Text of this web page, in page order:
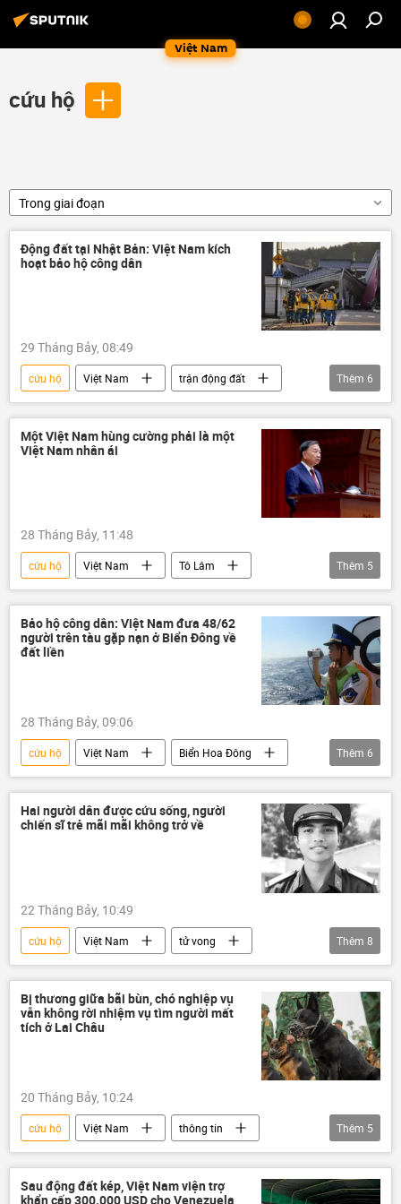
Việt Nam
cứu hộ
Trong giai đoạn
Động đất tại Nhật Bản: Việt Nam kích
hoạt bảo hộ công dân
29 Tháng Bảy, 08:49
cứu hộ Việt Nam
trận động đất
dự đoán động đất
Nhật Bản
Bộ Ngoại giao Việt Nam
khẩn cấp
cứu nạn
Thêm 6
Một Việt Nam hùng cường phải là một
Việt Nam nhân ái
28 Tháng Bảy, 11:48
cứu hộ Việt Nam
Tô Lâm
Tổng bí thư
Hội Chữ thập đỏ
cứu nạn
Xã hội Chính trị
Thêm 5
Bảo hộ công dân: Việt Nam đưa 48/62
người trên tàu gặp nạn ở Biển Đông về
đất liền
28 Tháng Bảy, 09:06
cứu hộ Việt Nam
Biển Hoa Đông
Trung Quốc
Bộ Ngoại giao Trung Quốc
Bộ Ngoại giao Việt Nam
tai nạn
cứu nạn
cứu mạng
Thêm 6
Hai người dân được cứu sống, người
chiến sĩ trẻ mãi mãi không trở về
22 Tháng Bảy, 10:49
cứu hộ Việt Nam
tử vong
cứu nạn
cứu mạng
cứu người
Chiến sĩ
quân đội
Quân đội Nhân dân Việt Nam
Thêm 8
Bị thương giữa bãi bùn, chó nghiệp vụ
vẫn không rời nhiệm vụ tìm người mất
tích ở Lai Châu
20 Tháng Bảy, 10:24
cứu hộ Việt Nam
thông tin
chú chó
Bộ Quốc phòng Việt Nam
Mưa bão, lũ lụt lịch sử, thiên tai kinh hoàng ở Việt Nam
Thêm 5
Sau động đất kép, Việt Nam viện trợ
khẩn cấp 300.000 USD cho Venezuela